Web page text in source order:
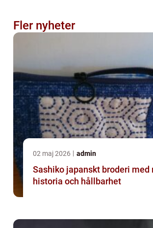
Fler nyheter
02 maj 2026 admin
Sashiko japanskt broderi med rytm,
historia och hållbarhet